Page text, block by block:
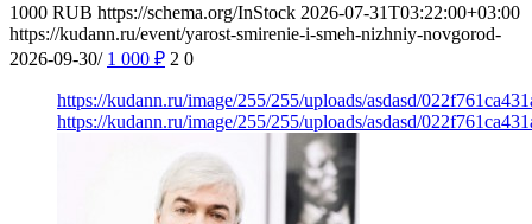
1000 RUB https://schema.org/InStock 2026-07-31T03:22:00+03:00
https://kudann.ru/event/yarost-smirenie-i-smeh-nizhniy-novgorod-
2026-09-30/ 1 000 ₽ 2 0
https://kudann.ru/image/255/255/uploads/asdasd/
https://kudann.ru/image/255/255/uploads/asdasd/